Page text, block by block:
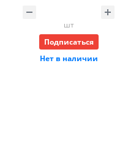
шт
Подписаться
Нет в наличии